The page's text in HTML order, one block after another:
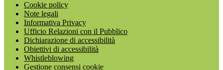
Cookie policy
Note legali
Informativa Privacy
Ufficio Relazioni con il Pubblico
Dichiarazione di accessibilità
Obiettivi di accessibilità
Whistleblowing
Gestione consensi cookie